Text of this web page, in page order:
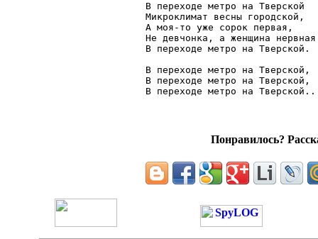
В переходе метро на Тверской
Микроклимат весны городской,
А моя-то уже сорок первая,
Не девчонка, а женщина нервная
В переходе метро на Тверской.
В переходе метро на Тверской,
В переходе метро на Тверской,
Понравилось?